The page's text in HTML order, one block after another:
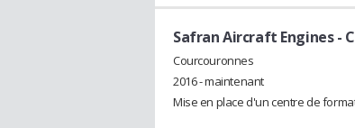
Safran Aircraft Engines-
Courcouronnes
2016 - maintenant
Mise en place d'un centre de